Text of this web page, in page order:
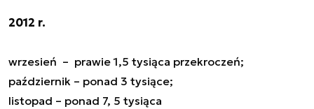
2012 r.
wrzesień – prawie 1,5 tysiąca przekroczeń;
październik – ponad 3 tysiące;
listopad – ponad 7, 5 tysiąca